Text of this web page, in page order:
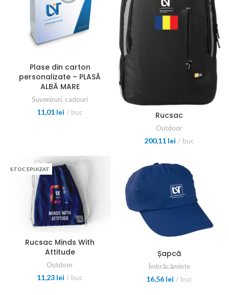
Plase din carton
personalizate – PLASĂ
ALBĂ MARE
Suveniruri, cadouri
11,01 lei buc Rucsac
Outdoor
200,11 lei buc
STOC EPUIZAT
Rucsac Minds With
Attitude
Outdoor
11,23 lei buc
Șapcă
Îmbrăcăminte
16,56 lei buc